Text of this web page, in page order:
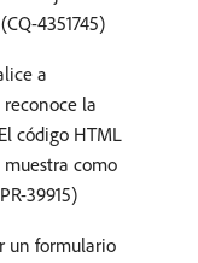
4351745)
a
reconoce la
código HTML
como
39915)
un formulario